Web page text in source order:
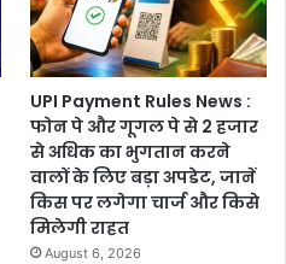
UPI Payment Rules News :
फोन पे और गूगल पे से 2 हजार
से अधिक का भुगतान करने
वालों के लिए बड़ा अपडेट, जानें
किस पर लगेगा चार्ज और किसे
मिलेगी राहत
August 6, 2026